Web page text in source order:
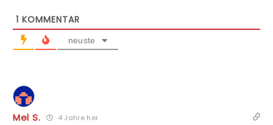
1 KOMMENTAR
neuste
Mel S. 4 Jahre her